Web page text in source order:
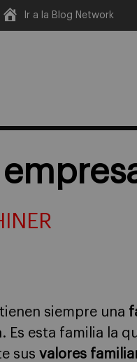
Ir a la Blog Network
siempre una
Es esta familia la
sus valores